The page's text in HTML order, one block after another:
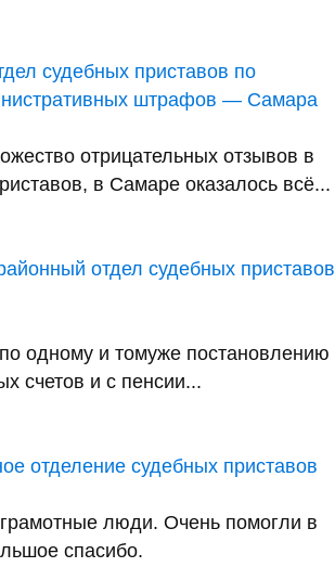
судебных приставов по
штрафов — Самара
отрицательных отзывов в
в Самаре оказалось всё...
отдел судебных приставов
одному и томуже постановлению
счетов и с пенсии...
отделение судебных приставов
люди. Очень помогли в
спасибо.